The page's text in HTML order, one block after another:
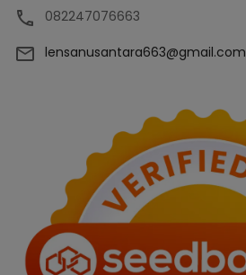
082247076663
lensanusantara663@gmail.com